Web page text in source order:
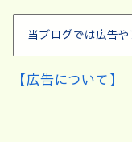
当ブログでは広告や
【広告について】